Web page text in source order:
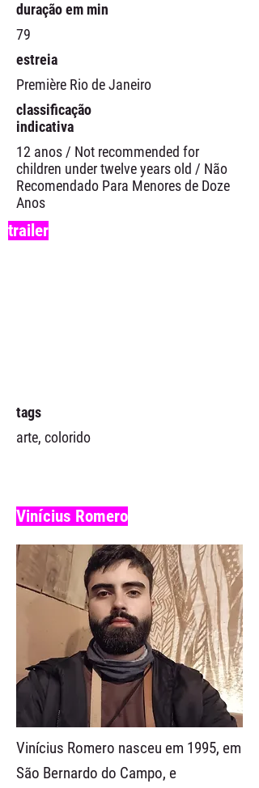
duração em min
79
estreia
Première Rio de Janeiro
classificação
indicativa
12 anos / Not recommended for
children under twelve years old / Não
Recomendado Para Menores de Doze
Anos
trailer
tags
arte, colorido
Vinícius Romero
Vinícius Romero nasceu em 1995, em
São Bernardo do Campo, e